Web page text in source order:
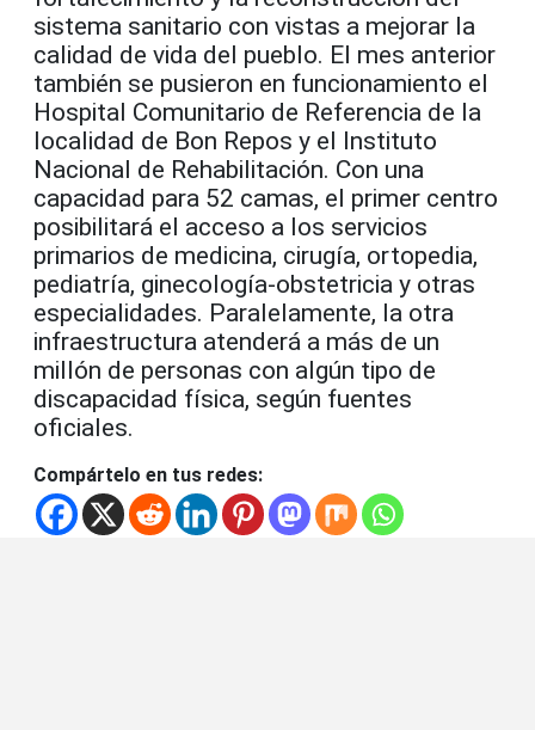
sistema sanitario con vistas a mejorar la
calidad de vida del pueblo. El mes anterior
también se pusieron en funcionamiento el
Hospital Comunitario de Referencia de la
localidad de Bon Repos y el Instituto
Nacional de Rehabilitación. Con una
capacidad para 52 camas, el primer centro
posibilitará el acceso a los servicios
primarios de medicina, cirugía, ortopedia,
pediatría, ginecología-obstetricia y otras
especialidades. Paralelamente, la otra
infraestructura atenderá a más de un
millón de personas con algún tipo de
discapacidad física, según fuentes
oficiales.
Compártelo en tus redes: